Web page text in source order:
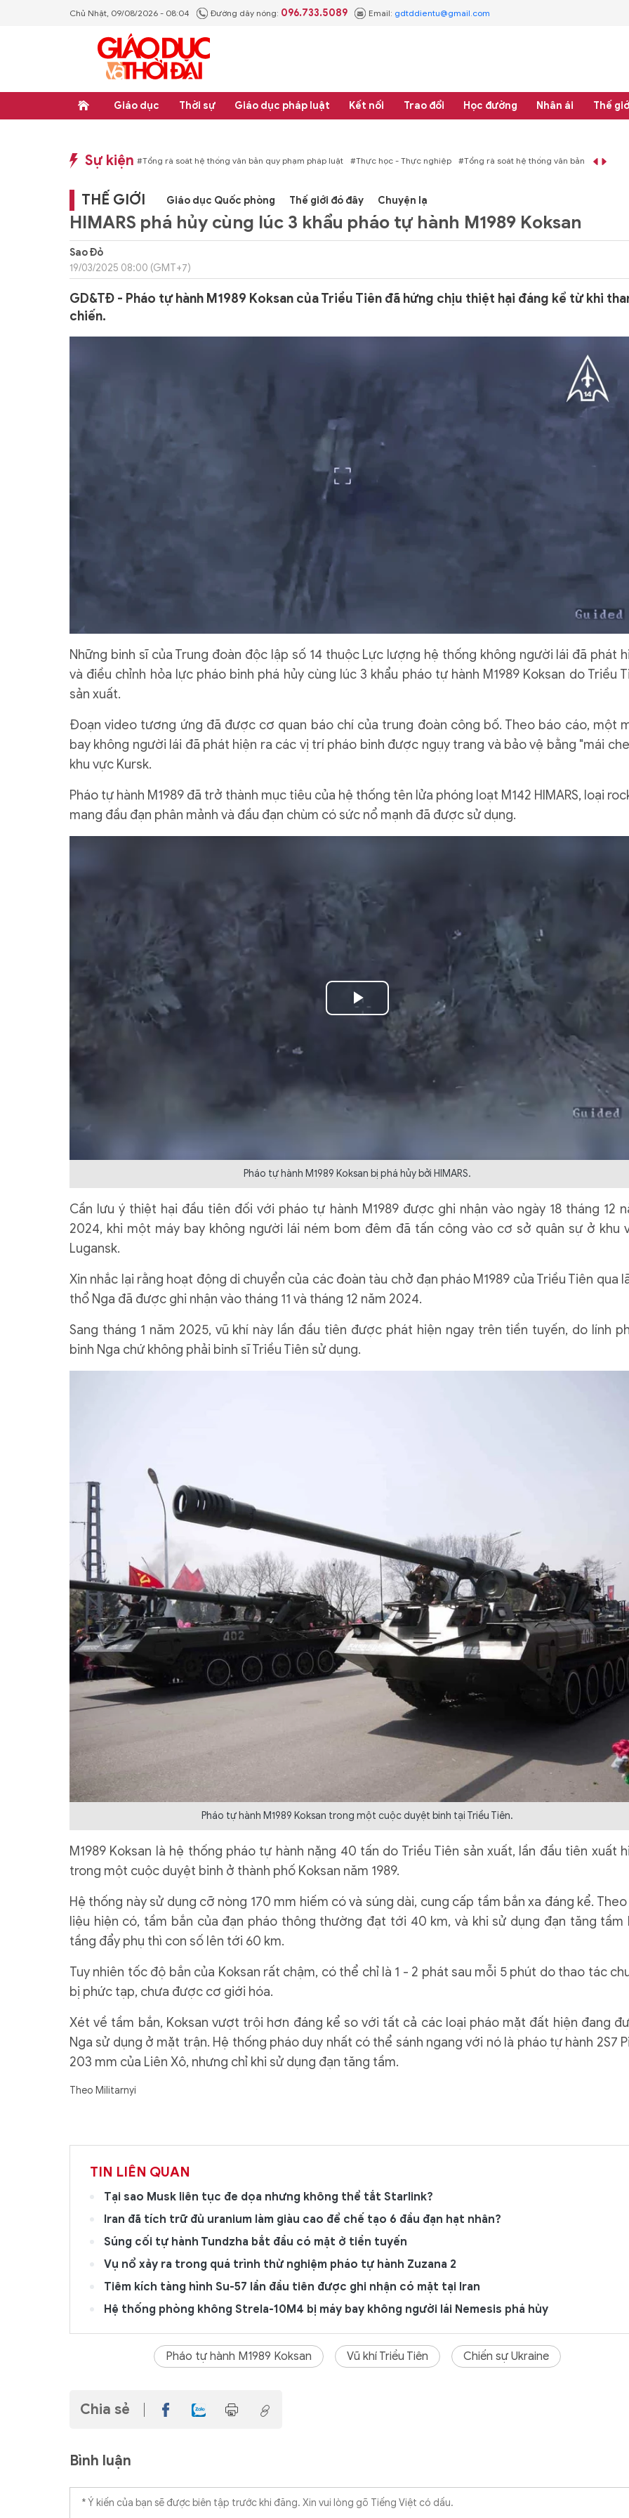
Chủ Nhật, 09/08/2026 - 08:04 Đường dây nóng: 096.733.5089 Email: gdtddientu@gmail.com
Giáo dục Thời sự Giáo dục pháp luật Kết nối Trao đổi Học đường Nhân ái Thế
Sự kiện
#Thực học - Thực nghiệp #Tổng rà soát hệ thống văn bản quy phạm pháp luật #Thực học - Thực nghiệp #Tổng rà soát hệ thống văn bản quy phạm
THẾ GIỚI Giáo dục Quốc phòng Thế giới đó đây Chuyện lạ
HIMARS phá hủy cùng lúc 3 khẩu pháo tự hành M1989 Koksan
Sao Đỏ
19/03/2025 08:00 (GMT+7)
GD&TĐ - Pháo tự hành M1989 Koksan của Triều Tiên đã hứng chịu thiệt hại đáng kể từ khi
chiến.
Những binh sĩ của Trung đoàn độc lập số 14 thuộc Lực lượng hệ thống không người lái đã phát
và điều chỉnh hỏa lực pháo binh phá hủy cùng lúc 3 khẩu pháo tự hành M1989 Koksan do Triều
sản xuất.
Đoạn video tương ứng đã được cơ quan báo chí của trung đoàn công bố. Theo báo cáo, một
bay không người lái đã phát hiện ra các vị trí pháo binh được ngụy trang và bảo vệ bằng "mái
khu vực Kursk.
Pháo tự hành M1989 đã trở thành mục tiêu của hệ thống tên lửa phóng loạt M142 HIMARS, loại
mang đầu đạn phân mảnh và đầu đạn chùm có sức nổ mạnh đã được sử dụng.
Play
Video
Pháo tự hành M1989 Koksan bị phá hủy bởi HIMARS.
Cần lưu ý thiệt hại đầu tiên đối với pháo tự hành M1989 được ghi nhận vào ngày 18 tháng 12
2024, khi một máy bay không người lái ném bom đêm đã tấn công vào cơ sở quân sự ở khu
Lugansk.
Xin nhắc lại rằng hoạt động di chuyển của các đoàn tàu chở đạn pháo M1989 của Triều Tiên qua
thổ Nga đã được ghi nhận vào tháng 11 và tháng 12 năm 2024.
Sang tháng 1 năm 2025, vũ khí này lần đầu tiên được phát hiện ngay trên tiền tuyến, do lính
binh Nga chứ không phải binh sĩ Triều Tiên sử dụng.
Pháo tự hành M1989 Koksan trong một cuộc duyệt binh tại Triều Tiên.
M1989 Koksan là hệ thống pháo tự hành nặng 40 tấn do Triều Tiên sản xuất, lần đầu tiên xuất
trong một cuộc duyệt binh ở thành phố Koksan năm 1989.
Hệ thống này sử dụng cỡ nòng 170 mm hiếm có và súng dài, cung cấp tầm bắn xa đáng kể.
liệu hiện có, tầm bắn của đạn pháo thông thường đạt tới 40 km, và khi sử dụng đạn tăng tầm
tầng đẩy phụ thì con số lên tới 60 km.
Tuy nhiên tốc độ bắn của Koksan rất chậm, có thể chỉ là 1 - 2 phát sau mỗi 5 phút do thao tác
bị phức tạp, chưa được cơ giới hóa.
Xét về tầm bắn, Koksan vượt trội hơn đáng kể so với tất cả các loại pháo mặt đất hiện đang
Nga sử dụng ở mặt trận. Hệ thống pháo duy nhất có thể sánh ngang với nó là pháo tự hành 2S7
203 mm của Liên Xô, nhưng chỉ khi sử dụng đạn tăng tầm.
Theo Militarnyi
TIN LIÊN QUAN
Tại sao Musk liên tục đe dọa nhưng không thể tắt Starlink?
Iran đã tích trữ đủ uranium làm giàu cao để chế tạo 6 đầu đạn hạt nhân?
Súng cối tự hành Tundzha bắt đầu có mặt ở tiền tuyến
Vụ nổ xảy ra trong quá trình thử nghiệm pháo tự hành Zuzana 2
Tiêm kích tàng hình Su-57 lần đầu tiên được ghi nhận có mặt tại Iran
Hệ thống phòng không Strela-10M4 bị máy bay không người lái Nemesis phá hủy
Pháo tự hành M1989 Koksan Vũ khí Triều Tiên Chiến sự Ukraine
Chia sẻ
Bình luận